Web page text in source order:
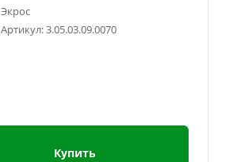
Экрос
Артикул:3.05.03.09.0070
Купить